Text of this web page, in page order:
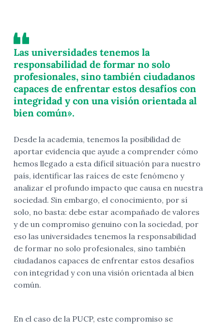
Las universidades tenemos la
responsabilidad de formar no solo
profesionales, sino también ciudadanos
capaces de enfrentar estos desafíos con
integridad y con una visión orientada al
bien común».
Desde la academia, tenemos la posibilidad de
aportar evidencia que ayude a comprender cómo
hemos llegado a esta difícil situación para nuestro
país, identificar las raíces de este fenómeno y
analizar el profundo impacto que causa en nuestra
sociedad. Sin embargo, el conocimiento, por sí
solo, no basta: debe estar acompañado de valores
y de un compromiso genuino con la sociedad, por
eso las universidades tenemos la responsabilidad
de formar no solo profesionales, sino también
ciudadanos capaces de enfrentar estos desafíos
con integridad y con una visión orientada al bien
común.
En el caso de la PUCP, este compromiso se